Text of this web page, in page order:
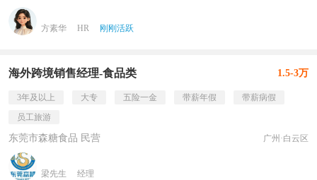
方素华 HR 刚刚活跃
海外跨境销售经理-食品类 1.5-3万
3年及以上 大专 五险一金 带薪年假
带薪病假
员工旅游
东莞市森糖食品 民营 广州·白云区
梁先生 经理